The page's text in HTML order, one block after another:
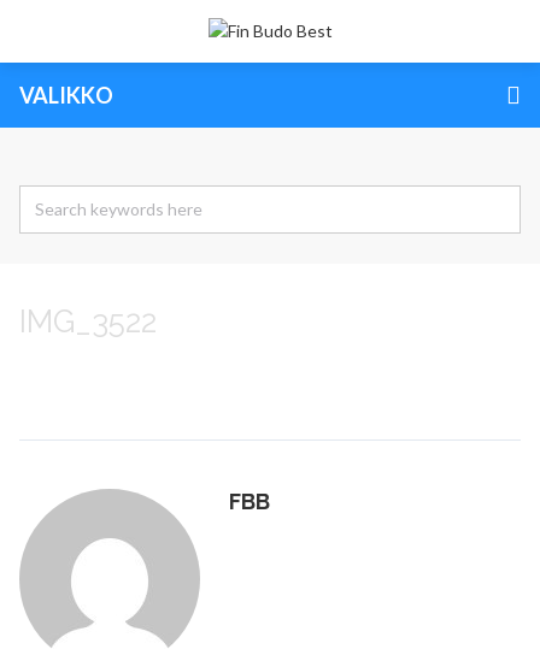
VALIKKO
IMG_3522
FBB